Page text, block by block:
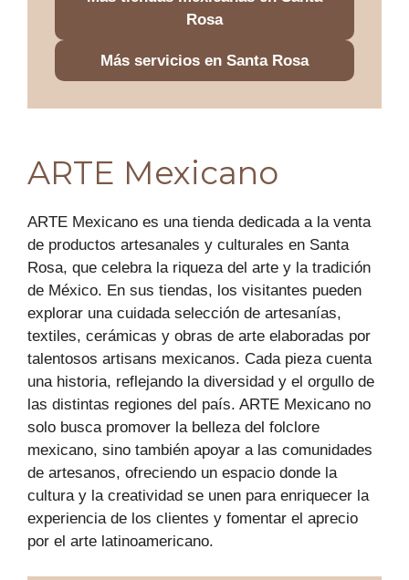
Rosa
Más servicios en Santa Rosa
ARTE Mexicano
ARTE Mexicano es una tienda dedicada a la venta
de productos artesanales y culturales en Santa
Rosa, que celebra la riqueza del arte y la tradición
de México. En sus tiendas, los visitantes pueden
explorar una cuidada selección de artesanías,
textiles, cerámicas y obras de arte elaboradas por
talentosos artisans mexicanos. Cada pieza cuenta
una historia, reflejando la diversidad y el orgullo de
las distintas regiones del país. ARTE Mexicano no
solo busca promover la belleza del folclore
mexicano, sino también apoyar a las comunidades
de artesanos, ofreciendo un espacio donde la
cultura y la creatividad se unen para enriquecer la
experiencia de los clientes y fomentar el aprecio
por el arte latinoamericano.